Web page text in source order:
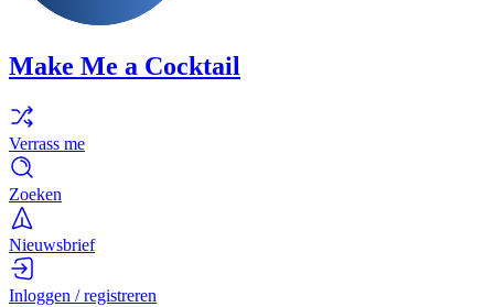
Make Me a Cocktail
Verrass me
Zoeken
Nieuwsbrief
Inloggen / registreren